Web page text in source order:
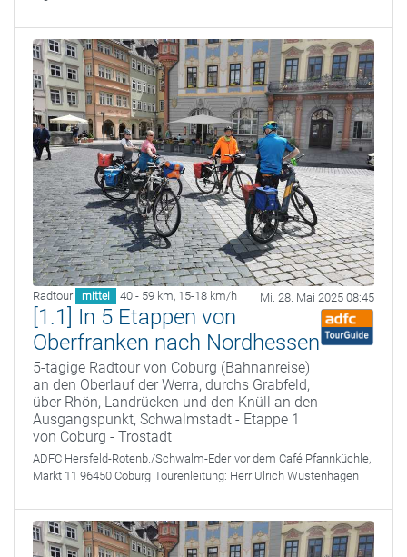
Radtour mittel 40 - 59 km, 15-18 km/h Mi. 28. Mai 2025 08:45
[1.1] In 5 Etappen von
Oberfranken nach Nordhessen
5-tägige Radtour von Coburg (Bahnanreise)
an den Oberlauf der Werra, durchs Grabfeld,
über Rhön, Landrücken und den Knüll an den
Ausgangspunkt, Schwalmstadt - Etappe 1
von Coburg - Trostadt
ADFC Hersfeld-Rotenb./Schwalm-Eder vor dem Café Pfannküchle,
Markt 11 96450 Coburg Tourenleitung: Herr Ulrich Wüstenhagen